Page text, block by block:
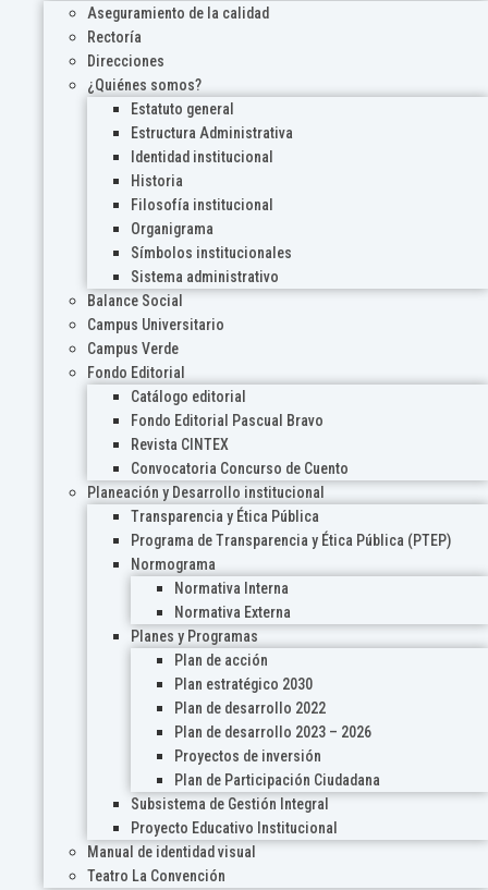
Aseguramiento de la calidad
Rectoría
Direcciones
¿Quiénes somos?
Estatuto general
Estructura Administrativa
Identidad institucional
Historia
Filosofía institucional
Organigrama
Símbolos institucionales
Sistema administrativo
Balance Social
Campus Universitario
Campus Verde
Fondo Editorial
Catálogo editorial
Fondo Editorial Pascual Bravo
Revista CINTEX
Convocatoria Concurso de Cuento
Planeación y Desarrollo institucional
Transparencia y Ética Pública
Programa de Transparencia y Ética Pública (PTEP)
Normograma
Normativa Interna
Normativa Externa
Planes y Programas
Plan de acción
Plan estratégico 2030
Plan de desarrollo 2022
Plan de desarrollo 2023 – 2026
Proyectos de inversión
Plan de Participación Ciudadana
Subsistema de Gestión Integral
Proyecto Educativo Institucional
Manual de identidad visual
Teatro La Convención